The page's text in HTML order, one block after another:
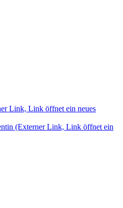
Link, Link öffnet ein neues
(Externer Link, Link öffnet ein